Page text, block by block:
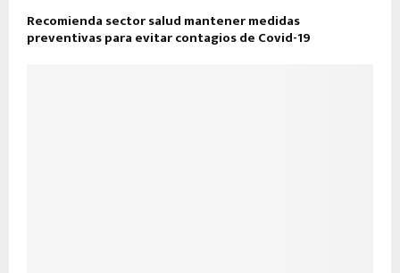
Recomienda sector salud mantener medidas
preventivas para evitar contagios de Covid-19